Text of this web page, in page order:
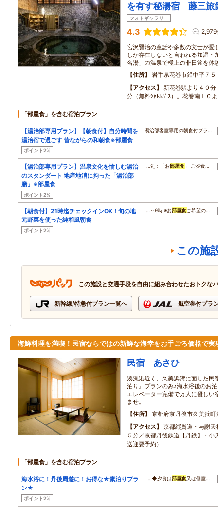
を有す秘湯宿 藤三旅
フォトギャラリー
4.3 2,979
宮沢賢治の童話や多数の文士が愛
しか存在しないと言われる加温・
名湯」の温泉で極上の非日常を体
住所
岩手県花巻市鉛中平７５
アクセス
新花巻駅より４０
分（無料ｼｬﾄﾙﾊﾞｽ）。花巻南ＩＣ
「部屋食」を含む宿泊プラン
【湯治部専用プラン】【朝食付】自分時間を
湯治宿で過ごす 昔ながらの和朝食※部屋食
ポイント2%
湯治部客室専用の朝食付プラ…
【湯治部専用プラン】温泉文化を愉しむ湯治
のスタンダート 地産地消に拘った「湯治部
膳」※部屋食
ポイント2%
…処：「お部屋食 」 ご夕食…
【朝食付】21時迄チェックインOK！旬の地
元野菜を使った純和風朝食
ポイント2%
…～9時 ※お部屋食ご希望の…
この施
この施設と交通手段を自由に組み合わせたおトクな
新幹線/特急付プラン一覧へ 航空券付プラ
海鮮料理を満喫！民宿ならではの新鮮な海幸をお手ごろ価格で実
民宿 あさひ
湊漁港近く、久美浜湾に面した民
泊り』プランのみ♪海水浴後のお
エレベーター完備で万人に優しい
ませ。
住所
京都府京丹後市久美浜町
アクセス
京都縦貫道・与謝
５分／京都丹後鉄道【丹鉄】・小
送迎要予約）
「部屋食」を含む宿泊プラン
海水浴に！丹後周遊に！お得な★素泊りプラ
ン★
ポイント2%
… ◆夕食は部屋食又は個室…